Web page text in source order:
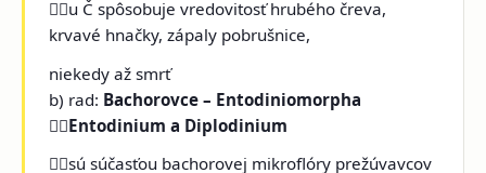
u Č spôsobuje vredovitosť hrubého čreva,
krvavé hnačky, zápaly pobrušnice,
niekedy až smrť
b) rad: Bachorovce – Entodiniomorpha
Entodinium a Diplodinium
sú súčasťou bachorovej mikroflóry prežúvavcov